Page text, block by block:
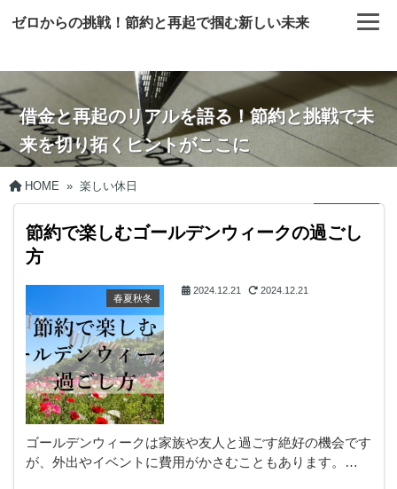
ゼロからの挑戦！節約と再起で掴む新しい未来
借金と再起のリアルを語る！節約と挑戦で未
来を切り拓くヒントがここに
HOME » 楽しい休日
節約で楽しむゴールデンウィークの過ごし
方
春夏秋冬
2024.12.21 2024.12.21
ゴールデンウィークは家族や友人と過ごす絶好の機会です
が、外出やイベントに費用がかさむこともあります。…